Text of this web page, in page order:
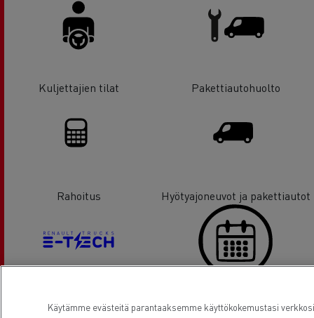
Kuljettajien tilat Pakettiautohuolto
Rahoitus Hyötyajoneuvot ja pakettiautot
Sähkökuorma-autot Varaa aika
Käytämme evästeitä parantaaksemme käyttökokemustasi